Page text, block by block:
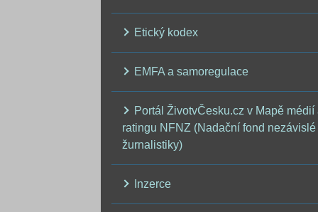
Etický kodex
EMFA a samoregulace
Portál ŽivotvČesku.cz v Mapě médií
ratingu NFNZ (Nadační fond nezávislé
žurnalistiky)
Inzerce